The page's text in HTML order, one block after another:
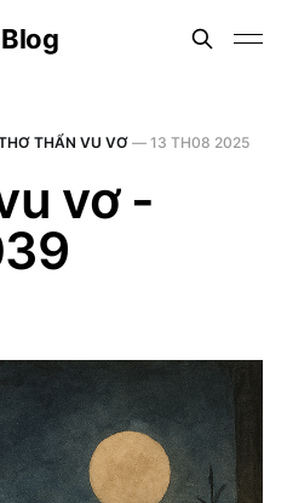
THẨN VU VƠ — 13 TH08 2025
vơ -